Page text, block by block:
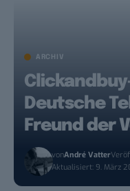
ARCHIV
Deutsche
Freund der
vonAndré Vatter
Aktualisiert: 9. März